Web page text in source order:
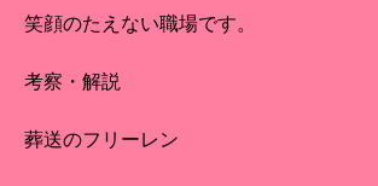
笑顔のたえない職場です。
考察・解説
葬送のフリーレン